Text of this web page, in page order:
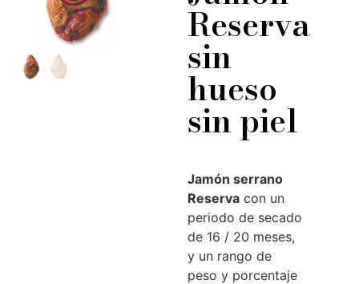
Reserva
sin
hueso
sin piel
Jamón serrano
Reserva con un
periodo de secado
de 16 / 20 meses,
y un rango de
peso y porcentaje